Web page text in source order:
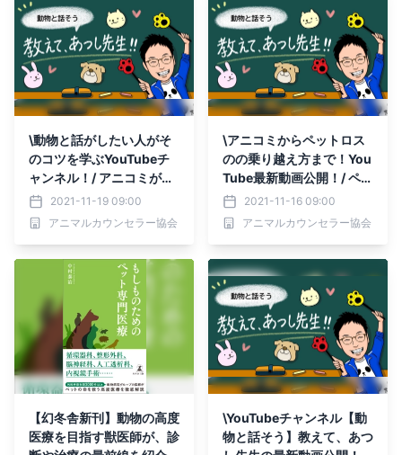
\動物と話がしたい人がそ
のコツを学ぶYouTubeチ
ャンネル！/ アニコミがな
かなかできない人の特徴は
コレ！ その意外な秘訣を
お話しする最新動画を公
2021-11-19 09:00
アニマルカウンセラー協会
\アニコミからペットロス
のの乗り越え方まで！You
Tube最新動画公開！/ ペッ
トロスに悩む方へ向けてあ
つし先生が その乗り越え
方をお伝えします
2021-11-16 09:00
アニマルカウンセラー協会
【幻冬舎新刊】動物の高度
医療を目指す獣医師が、診
\YouTubeチャンネル【動
物と話そう】教えて、あつ